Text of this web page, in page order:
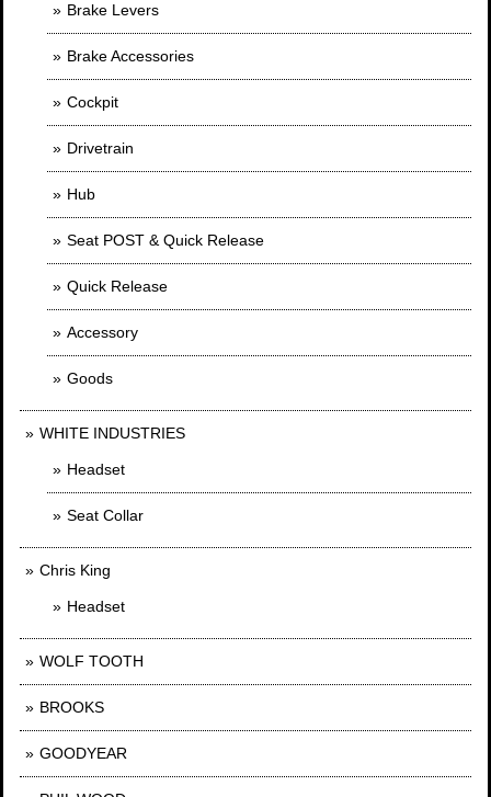
Brake Levers
Brake Accessories
Cockpit
Drivetrain
Hub
Seat POST & Quick Release
Quick Release
Accessory
Goods
WHITE INDUSTRIES
Headset
Seat Collar
Chris King
Headset
WOLF TOOTH
BROOKS
GOODYEAR